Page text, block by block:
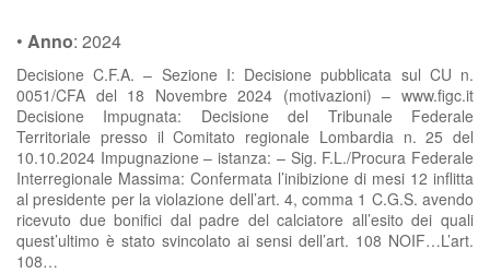
• Anno: 2024
Decisione C.F.A. – Sezione I: Decisione pubblicata sul CU n.
0051/CFA del 18 Novembre 2024 (motivazioni) – www.figc.it
Decisione Impugnata: Decisione del Tribunale Federale
Territoriale presso il Comitato regionale Lombardia n. 25 del
10.10.2024 Impugnazione – istanza: – Sig. F.L./Procura Federale
Interregionale Massima: Confermata l’inibizione di mesi 12 inflitta
al presidente per la violazione dell’art. 4, comma 1 C.G.S. avendo
ricevuto due bonifici dal padre del calciatore all’esito dei quali
quest’ultimo è stato svincolato ai sensi dell’art. 108 NOIF…L’art.
108…